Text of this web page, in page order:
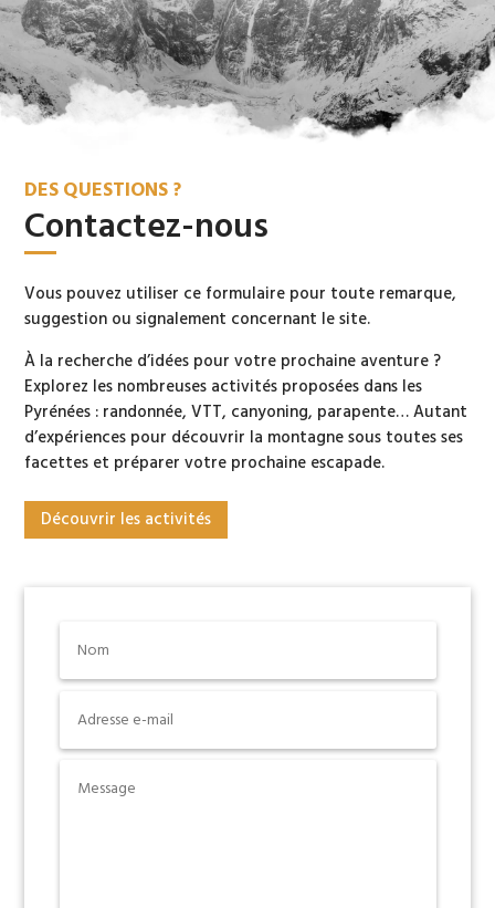
DES QUESTIONS ?
Contactez-nous
Vous pouvez utiliser ce formulaire pour toute remarque,
suggestion ou signalement concernant le site.
À la recherche d’idées pour votre prochaine aventure ?
Explorez les nombreuses activités proposées dans les
Pyrénées : randonnée, VTT, canyoning, parapente… Autant
d’expériences pour découvrir la montagne sous toutes ses
facettes et préparer votre prochaine escapade.
Découvrir les activités